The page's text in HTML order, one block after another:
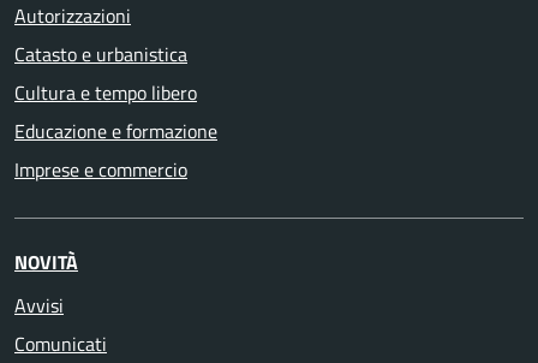
Autorizzazioni
Catasto e urbanistica
Cultura e tempo libero
Educazione e formazione
Imprese e commercio
NOVITÀ
Avvisi
Comunicati